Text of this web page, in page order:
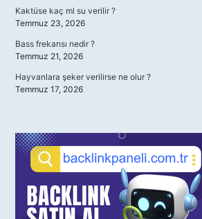
Kaktüse kaç ml su verilir ?
Temmuz 23, 2026
Bass frekansı nedir ?
Temmuz 21, 2026
Hayvanlara şeker verilirse ne olur ?
Temmuz 17, 2026